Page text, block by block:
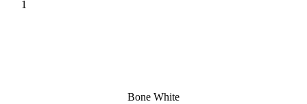
Bone White